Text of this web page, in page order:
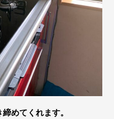
めてくれます。